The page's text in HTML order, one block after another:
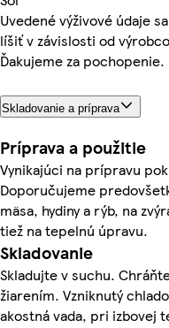
Uvedené výživové údaje
líšiť v závislosti od
Ďakujeme za pochopenie.
Skladovanie a príprava
Príprava a použitie
Vynikajúci na prípravu
Doporučujeme
mäsa, hydiny a rýb, na
tiež na tepelnú úpravu.
Skladovanie
Skladujte v suchu.
žiarením. Vzniknutý
akostná vada, pri izbovej